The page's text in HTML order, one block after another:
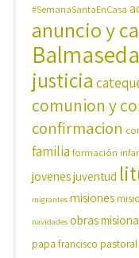
#SemanaSantaEnCasa
anuncio y
Balmaseda
justicia
comunion y
confirmacion
familia formación
jovenesjuventud
migrantes misiones
navidades obras
papa francisco